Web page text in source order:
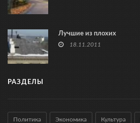
Лучшие из плохих
18.11.2011
РАЗДЕЛЫ
Политика Экономика Культура